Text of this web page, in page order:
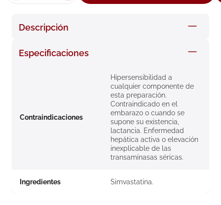
Descripción
Especificaciones
Contraindicaciones
Hipersensibilidad a
cualquier componente de
esta preparación.
Contraindicado en el
embarazo o cuando se
supone su existencia,
lactancia. Enfermedad
hepática activa o elevación
inexplicable de las
transaminasas séricas.
Ingredientes Simvastatina.
7. isdin
roche posay